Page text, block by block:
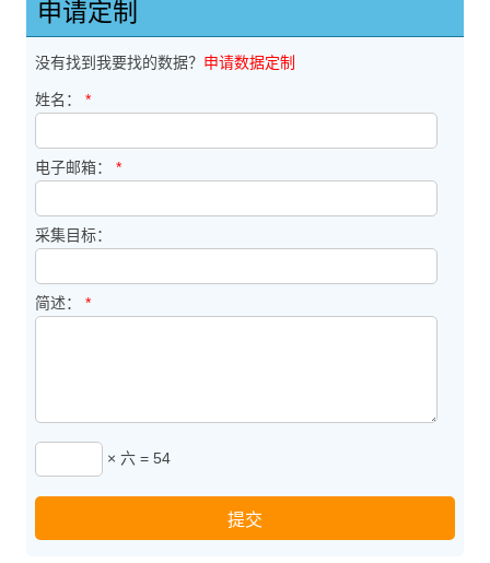
申请定制
没有找到我要找的数据？ 申请数据定制
姓名： *
电子邮箱： *
采集目标：
简述： *
× 六 = 54